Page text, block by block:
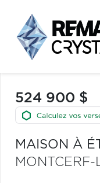
524 900 $
MAISON À